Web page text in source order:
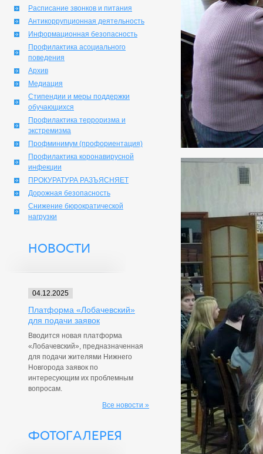
Расписание звонков и питания
Антикоррупционная деятельность
Информационная безопасность
Профилактика асоциального
поведения
Архив
Медиация
Стипендии и меры поддержки
обучающихся
Профилактика терроризма и
экстремизма
Профминимум (профориентация)
Профилактика коронавирусной
инфекции
ПРОКУРАТУРА РАЗЪЯСНЯЕТ
Дорожная безопасность
Снижение бюрократической
нагрузки
НОВОСТИ
04.12.2025
Платформа «Лобачевский»
для подачи заявок
Вводится новая платформа
«Лобачевский», предназначенная
для подачи жителями Нижнего
Новгорода заявок по
интересующим их проблемным
вопросам.
Все новости »
ФОТОГАЛЕРЕЯ